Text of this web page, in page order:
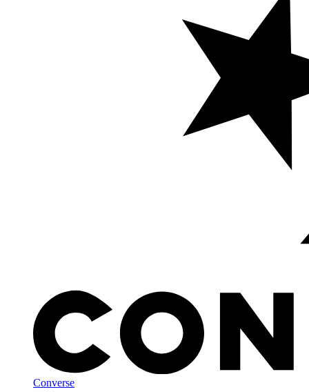
Converse